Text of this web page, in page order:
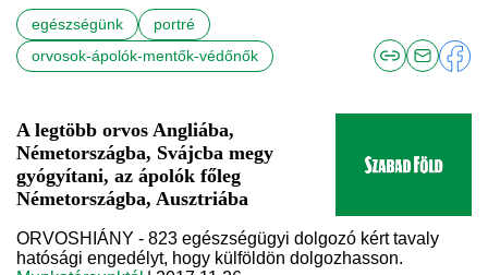
egészségünk
portré
orvosok-ápolók-mentők-védőnők
A legtöbb orvos Angliába,
Németországba, Svájcba megy
gyógyítani, az ápolók főleg
Németországba, Ausztriába
ORVOSHIÁNY - 823 egészségügyi dolgozó kért tavaly
hatósági engedélyt, hogy külföldön dolgozhasson.